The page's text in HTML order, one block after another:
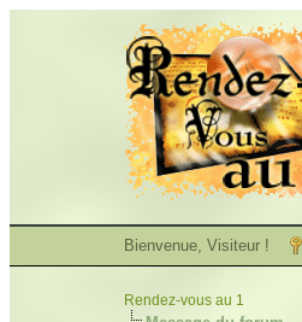
Bienvenue, Visiteur !
Rendez-vous au 1